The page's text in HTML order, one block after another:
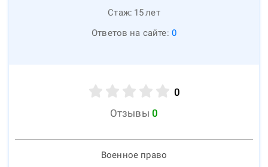
Стаж: 15лет
Ответов на сайте: 0
0
Отзывы 0
Военное право